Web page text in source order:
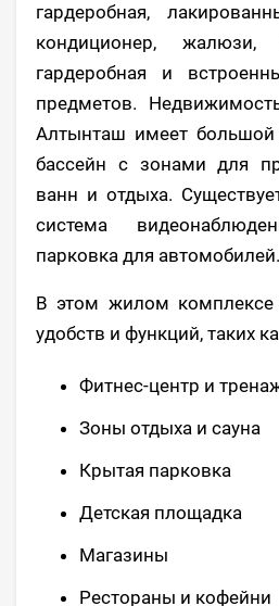
гардеробная,
кондиционер, жалюзи,
гардеробная и
предметов.
Алтынташ имеет большой
бассейн с зонами для
ванн и отдыха.
система
парковка для автомобилей.
В этом жилом комплексе
удобств и функций, таких
Фитнес-центр и
Зоны отдыха и сауна
Крытая парковка
Детская площадка
Магазины
Рестораны и кофейни